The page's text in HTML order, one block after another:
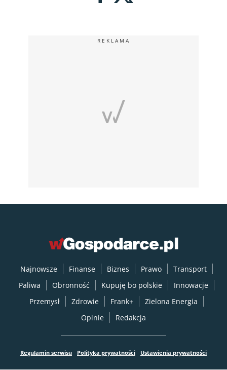
REKLAMA
Najnowsze Finanse Biznes Prawo
Transport
Paliwa
Obronność Kupuję bo polskie
Innowacje
Przemysł
Zdrowie Frank+
Zielona Energia
Opinie
Redakcja
Regulamin serwisu Polityka prywatności Ustawienia prywatności